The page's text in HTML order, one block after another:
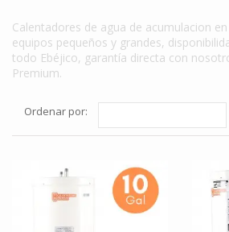
Calentadores de agua de acumulacion
equipos pequeños y grandes,
todo Ebéjico, garantía directa con
Premium.
Ordenar por: